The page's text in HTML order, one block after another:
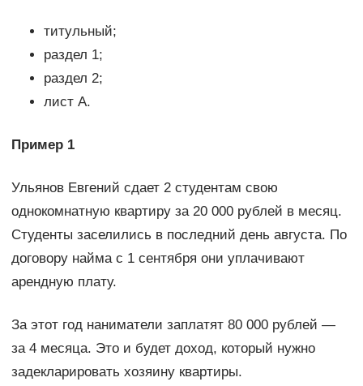
титульный;
раздел 1;
раздел 2;
лист А.
Пример 1
Ульянов Евгений сдает 2 студентам свою
однокомнатную квартиру за 20 000 рублей в месяц.
Студенты заселились в последний день августа. По
договору найма с 1 сентября они уплачивают
арендную плату.
За этот год наниматели заплатят 80 000 рублей —
за 4 месяца. Это и будет доход, который нужно
задекларировать хозяину квартиры.